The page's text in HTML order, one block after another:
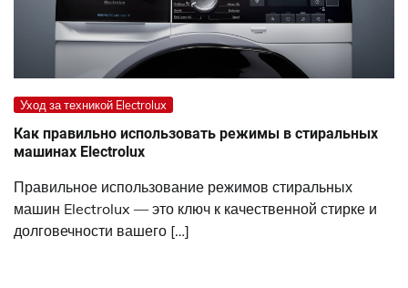
Уход за техникой Electrolux
Как правильно использовать режимы в стиральных
машинах Electrolux
Правильное использование режимов стиральных
машин Electrolux — это ключ к качественной стирке и
долговечности вашего […]